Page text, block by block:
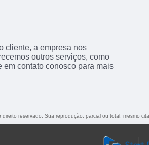
cliente, a empresa nos
outros serviços, como
em contato conosco para mais
direito reservado. Sua reprodução, parcial ou total, mesmo